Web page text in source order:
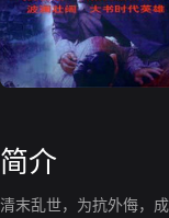
简介
清末乱世，为抗外侮，